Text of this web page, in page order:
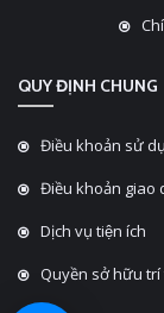
QUY ĐỊNH CHUNG
Điều khoản sử
Điều khoản giao
Dịch vụ tiện ích
Quyền sở hữu trí